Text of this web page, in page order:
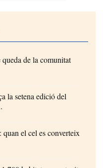
de la comunitat
la setena edició del
el cel es converteix